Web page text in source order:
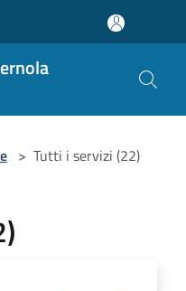
> Tutti i servizi (22)